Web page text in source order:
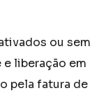
ou sem
liberação em
pela fatura de